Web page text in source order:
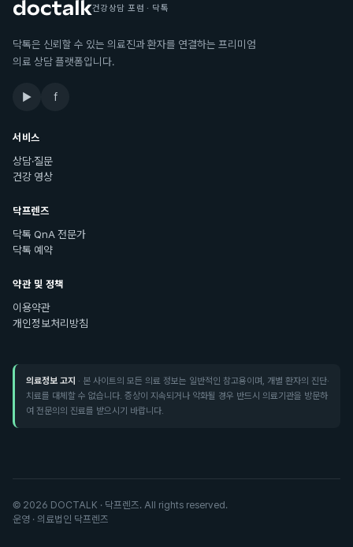
건강상담 포럼 · 닥톡
닥톡은 신뢰할 수 있는 의료진과 환자를 연결하는 프리미엄
의료 상담 플랫폼입니다.
▶ f
서비스
상담·질문
건강 영상
닥프렌즈
닥톡 QnA 전문가
닥톡 예약
약관 및 정책
이용약관
개인정보처리방침
의료정보 고지 · 본 사이트의 모든 의료 정보는 일반적인 참고용이며, 개별 환자의 진단·
치료를 대체할 수 없습니다. 증상이 지속되거나 악화될 경우 반드시 의료기관을 방문하
여 전문의의 진료를 받으시기 바랍니다.
© 2026 DOCTALK · 닥프렌즈. All rights reserved.
운영 · 의료법인 닥프렌즈